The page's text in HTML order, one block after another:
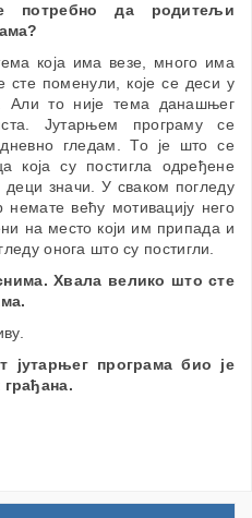
потребно да родитељи
која има везе, много има
сте поменули, које се деси у
Али то није тема данашњег
Јутарњем програму се
гледам. То је што се
која су постигла одређене
деци значи. У сваком погледу
немате већу мотивацију него
на место који им припада и
онога што су постигли.
Хвала велико што сте
јутарњег програма био је